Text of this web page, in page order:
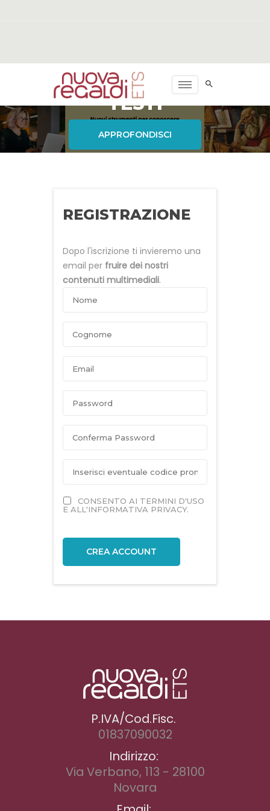
CORSI CON
VIDEO, AUDIO E
TESTI
APPROFONDISCI
CORSI CON
VIDEO, AUDIO E
TESTI
APPROFONDISCI
CORSI CON
VIDEO, AUDIO E
TESTI
APPROFONDISCI
REGISTRAZIONE
Dopo l'iscrizione ti invieremo una
email per fruire dei nostri
contenuti multimediali.
CONSENTO AI TERMINI D'USO
E ALL'INFORMATIVA PRIVACY.
CREA ACCOUNT
P.IVA/Cod.Fisc.
01837090032
Indirizzo:
Via Verbano, 113 - 28100
Novara